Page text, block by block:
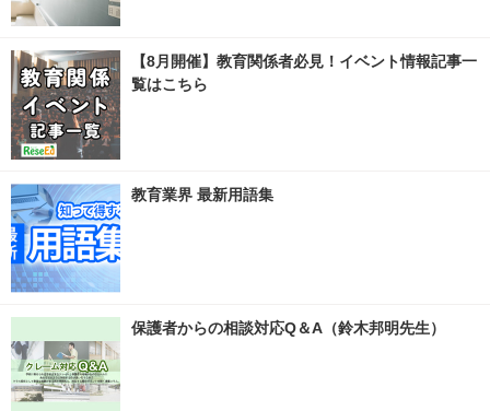
【8月開催】教育関係者必見！イベント情報記事一
覧はこちら
教育業界 最新用語集
保護者からの相談対応Q＆A（鈴木邦明先生）